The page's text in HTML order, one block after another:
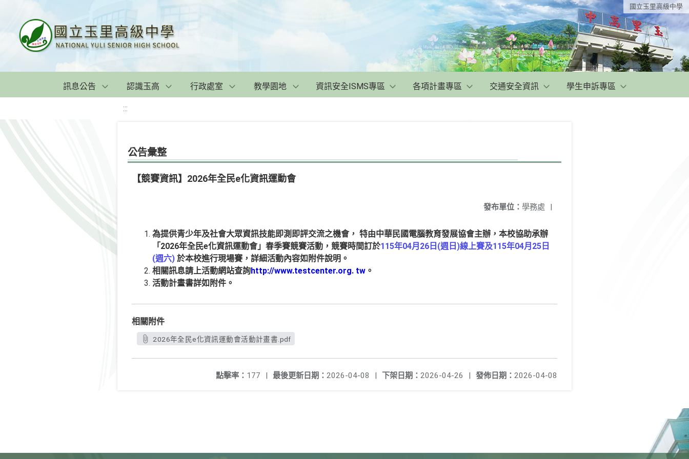
國立玉里高級中學
訊息公告 認識玉高 行政處室 教學園地 資訊安全ISMS專區 各項計畫專區 交通安全資訊 學生申訴專區
:::
公告彙整
【競賽資訊】2026年全民e化資訊運動會
發布單位： 學務處 |
為提供青少年及社會大眾資訊技能即測即評交流之機會， 特由中華民國電腦教育發展協會主辦，本校協助承辦
「2026年全民e化資訊運動會」春季賽競賽活動，競賽時間訂於115年04月26日(週日)線上賽及115年04月25日
(週六) 於本校進行現場賽，詳細活動內容如附件說明。
相關訊息請上活動網站查詢http://www.testcenter.org. tw 。
活動計畫書詳如附件。
相關附件
2026年全民e化資訊運動會活動計畫書.pdf
發佈日期： 2026-04-08
下架日期： 2026-04-26 |
最後更新日期： 2026-04-08 |
點擊率： 177 |